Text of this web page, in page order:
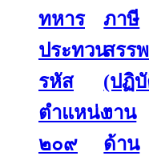
ทหาร
ประทวน
รหัส
ตำแหน่ง
๒๐๙
ภาษี
สรร
(ปฏิ
งาน
ด้าน